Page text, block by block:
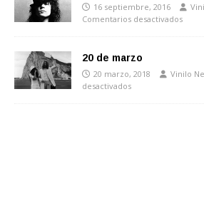
16 septiembre, 2016
Comentarios desactivados
20 de marzo
20 marzo, 2018 Vinilo
desactivados